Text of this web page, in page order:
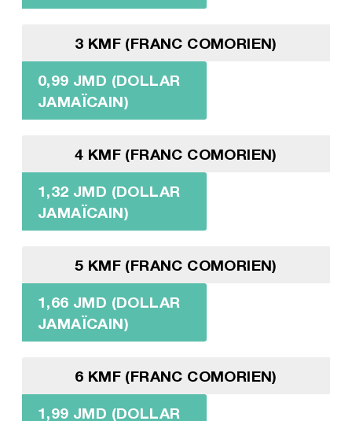
3 KMF (FRANC COMORIEN)
0,99 JMD (DOLLAR
JAMAÏCAIN)
4 KMF (FRANC COMORIEN)
1,32 JMD (DOLLAR
JAMAÏCAIN)
5 KMF (FRANC COMORIEN)
1,66 JMD (DOLLAR
JAMAÏCAIN)
6 KMF (FRANC COMORIEN)
1,99 JMD (DOLLAR